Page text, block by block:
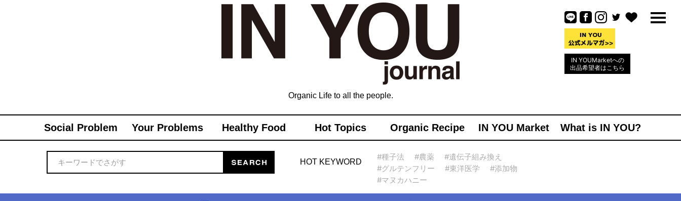
IN YOUMarketへの
出品希望者はこちら
Organic Life to all the people.
Social Problem Your Problems Healthy Food Hot Topics Organic Recipe IN YOU Market What is IN YOU?
HOT KEYWORD
#種子法 #農薬
#遺伝子組み換え
#グルテンフリー
#東洋医学
#添加物
#マヌカハニー